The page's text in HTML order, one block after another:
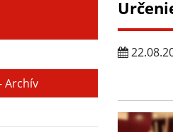
Archív